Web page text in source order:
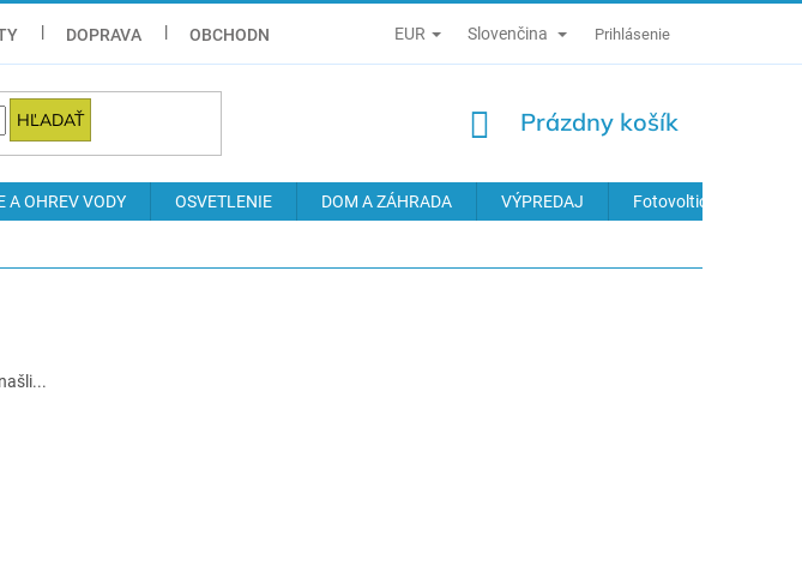
DOPRAVA OBCHODNÉ PODMIENKY ZÁSADY SPRACÚVANIA OSOBNÝCH ÚDAJOV
EUR Slovenčina Prihlásenie
HĽADAŤ
NÁKUPNÝ
Prázdny košík
A OHREV VODY OSVETLENIE DOM A ZÁHRADA VÝPREDAJ Fotovoltické systémy